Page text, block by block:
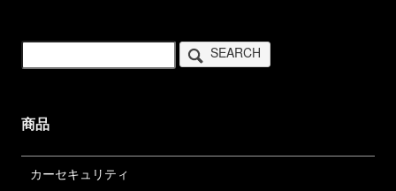
SEARCH
商品
カーセキュリティ